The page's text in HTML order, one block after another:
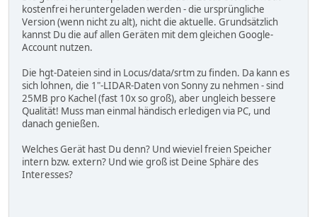
kostenfrei heruntergeladen werden - die ursprüngliche
Version (wenn nicht zu alt), nicht die aktuelle. Grundsätzlich
kannst Du die auf allen Geräten mit dem gleichen Google-
Account nutzen.
Die hgt-Dateien sind in Locus/data/srtm zu finden. Da kann es
sich lohnen, die 1"-LIDAR-Daten von Sonny zu nehmen - sind
25MB pro Kachel (fast 10x so groß), aber ungleich bessere
Qualität! Muss man einmal händisch erledigen via PC, und
danach genießen.
Welches Gerät hast Du denn? Und wieviel freien Speicher
intern bzw. extern? Und wie groß ist Deine Sphäre des
Interesses?